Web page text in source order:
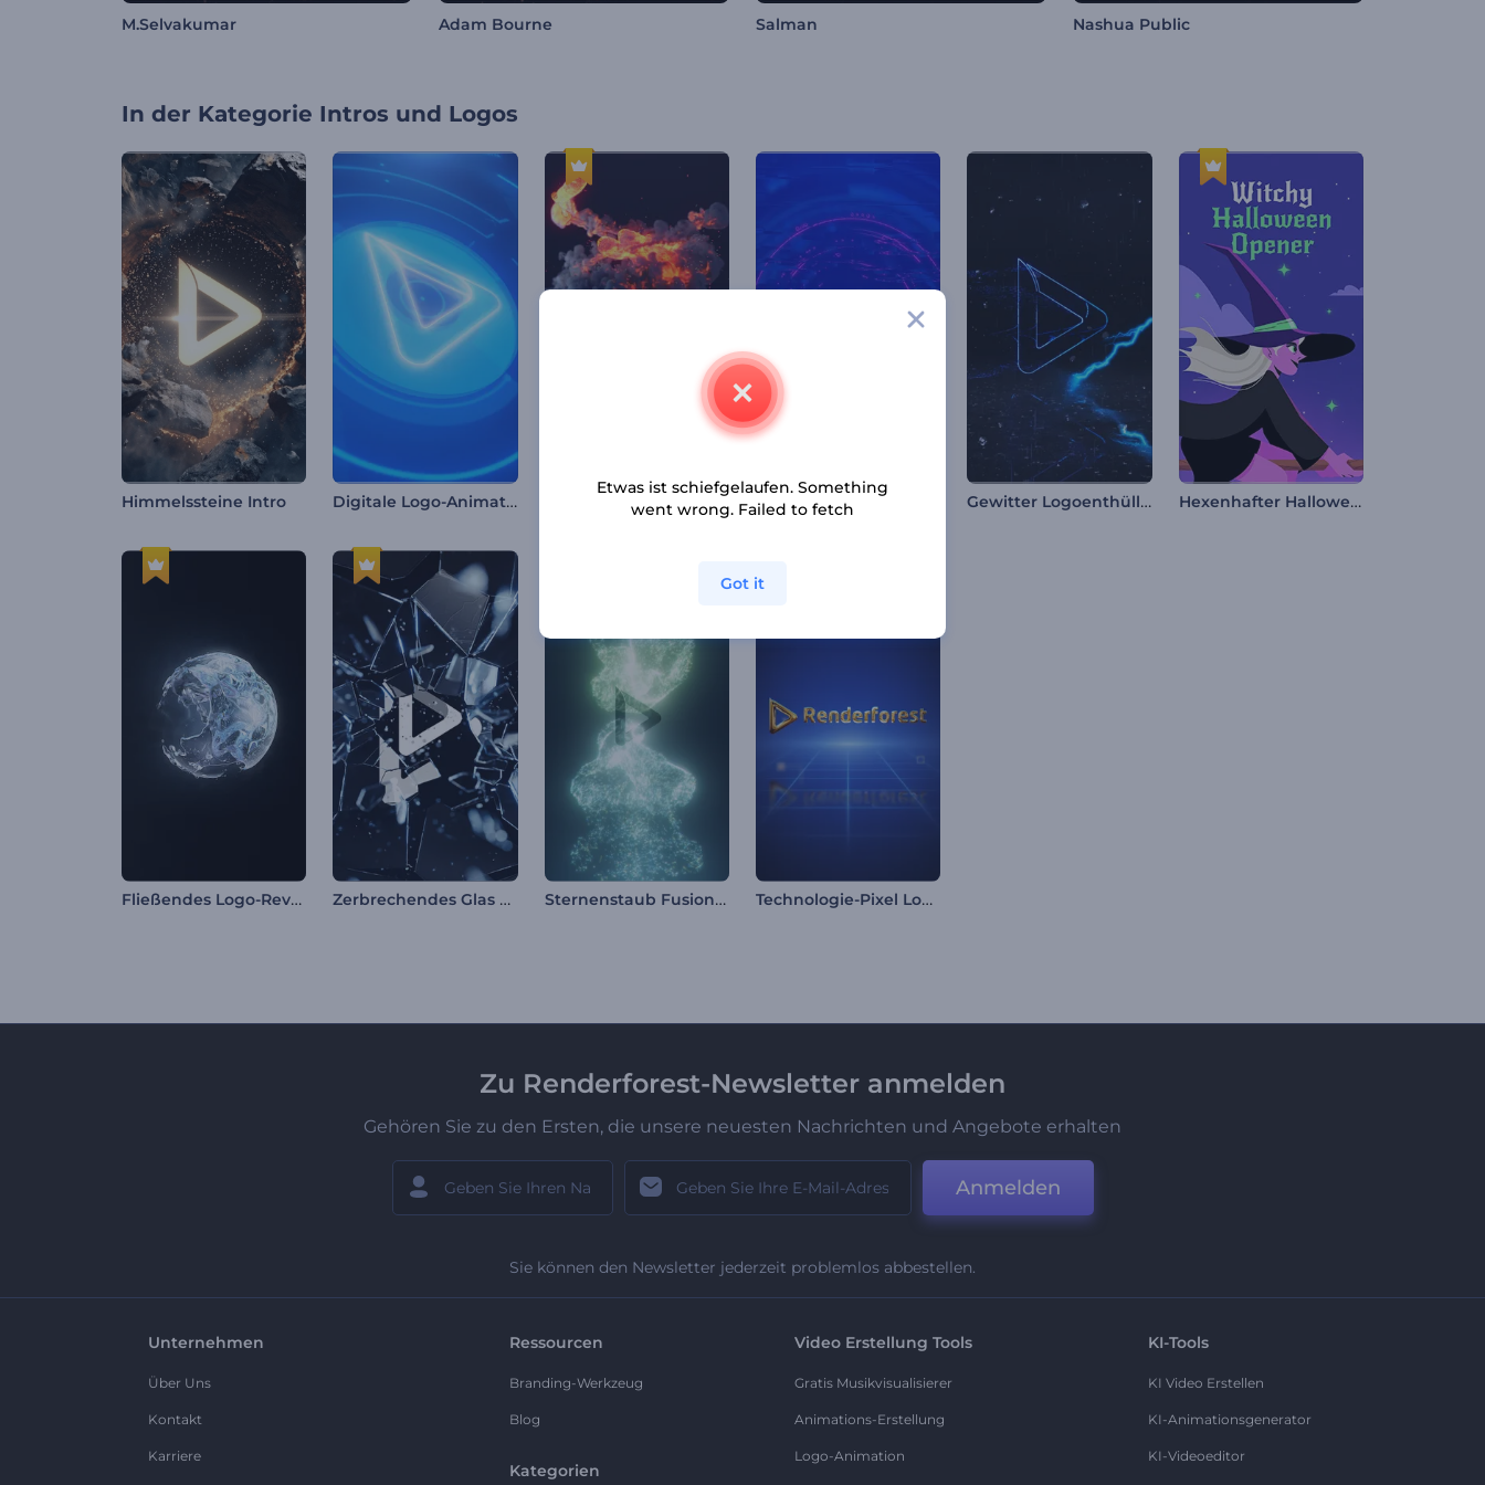
M.Selvakumar Adam Bourne Salman Nashua Public
In der Kategorie Intros und Logos
Himmelssteine Intro Digitale Logo-Animation Feuerwirbel-Logo-Reveal Cyberglitch Opener Gewitter Logoenthüllung Hexenhafter Halloween-Opener
Fließendes Logo-Reveal Zerbrechendes Glas Logoanimation Sternenstaub Fusion Logo Technologie-Pixel Logoanimation
Zu Renderforest-Newsletter anmelden
Gehören Sie zu den Ersten, die unsere neuesten Nachrichten und Angebote erhalten
Anmelden
Sie können den Newsletter jederzeit problemlos abbestellen.
Unternehmen
Über Uns
Kontakt
Karriere
Ressourcen
Branding-Werkzeug
Blog
Kategorien
Video Erstellung Tools
Gratis Musikvisualisierer
Animations-Erstellung
Logo-Animation
KI-Tools
KI Video Erstellen
KI-Animationsgenerator
KI-Videoeditor
Etwas ist schiefgelaufen. Something
went wrong. Failed to fetch
Got it